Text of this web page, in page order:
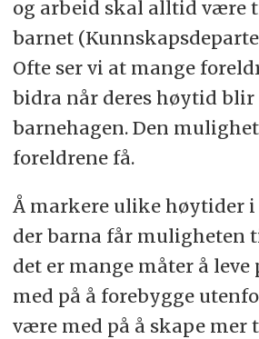
og arbeid skal alltid være
barnet
Ofte ser vi at mange
bidra når deres høytid
barnehagen. Den
foreldrene få.
Å markere ulike høytider i
der barna får muligheten
det er mange måter å
med på å forebygge
være med på å skape mer